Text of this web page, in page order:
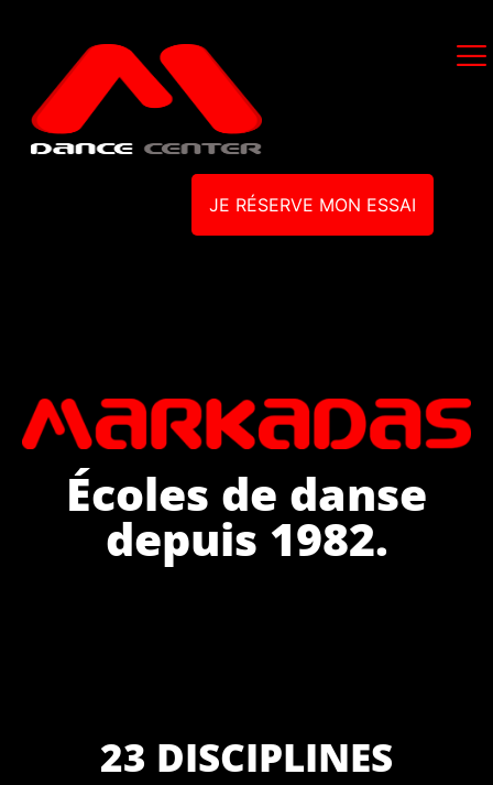
JE RÉSERVE MON ESSAI
Écoles de danse
depuis 1982.
23 DISCIPLINES